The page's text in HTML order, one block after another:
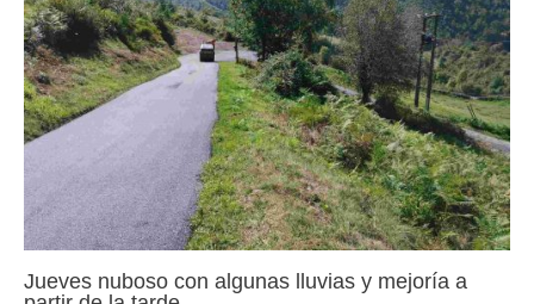
Jueves nuboso con algunas lluvias y mejoría a